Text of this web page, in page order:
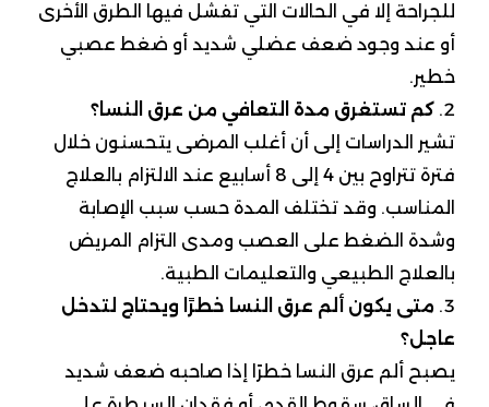
للجراحة إلا في الحالات التي تفشل فيها الطرق الأخرى
أو عند وجود ضعف عضلي شديد أو ضغط عصبي
خطير.
كم تستغرق مدة التعافي من عرق النسا؟
تشير الدراسات إلى أن أغلب المرضى يتحسنون خلال
فترة تتراوح بين 4 إلى 8 أسابيع عند الالتزام بالعلاج
المناسب. وقد تختلف المدة حسب سبب الإصابة
وشدة الضغط على العصب ومدى التزام المريض
بالعلاج الطبيعي والتعليمات الطبية.
متى يكون ألم عرق النسا خطرًا ويحتاج لتدخل
عاجل؟
يصبح ألم عرق النسا خطرًا إذا صاحبه ضعف شديد